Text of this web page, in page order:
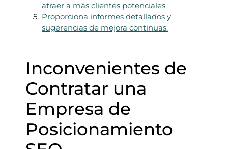
atraer a más clientes potenciales.
Proporciona informes detallados y
sugerencias de mejora continuas.
Inconvenientes de
Contratar una
Empresa de
Posicionamiento